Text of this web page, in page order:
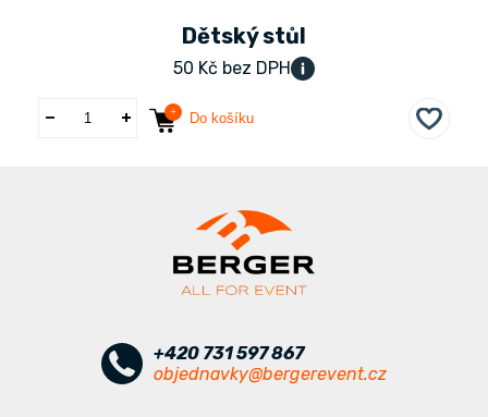
Dětský stůl
50 Kč bez DPH
Do košíku
+420 731 597 867
objednavky@bergerevent.cz